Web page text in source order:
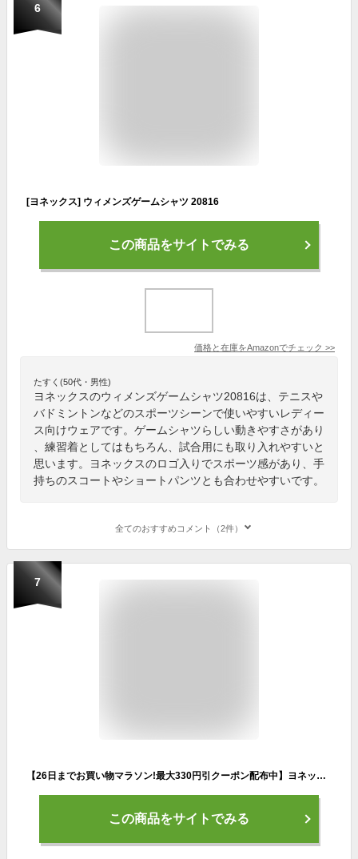
6
[ヨネックス] ウィメンズゲームシャツ 20816
この商品をサイトでみる
価格と在庫をAmazonでチェック >>
たすく(50代・男性)
ヨネックスのウィメンズゲームシャツ20816は、テニスや
バドミントンなどのスポーツシーンで使いやすいレディー
ス向けウェアです。ゲームシャツらしい動きやすさがあり
、練習着としてはもちろん、試合用にも取り入れやすいと
思います。ヨネックスのロゴ入りでスポーツ感があり、手
持ちのスコートやショートパンツとも合わせやすいです。
全てのおすすめコメント（2件）
7
【26日までお買い物マラソン!最大330円引クーポン配布中】ヨネックス バドミントンウェア レディース ゲームシャツ(スリム) 20892 レディース レディースウェア ゲームウェア ユニフォーム バドミントン テニス ソフトテニス 日本バドミントン協会審査合格品
この商品をサイトでみる